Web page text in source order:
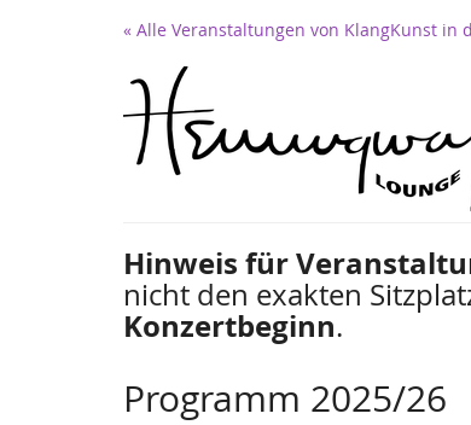
« Alle Veranstaltungen von KlangKunst in
Hinweis für
nicht den exakten
Konzertbeginn.
Programm 2025/26